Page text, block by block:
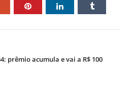
prêmio acumula e vai a R$ 100